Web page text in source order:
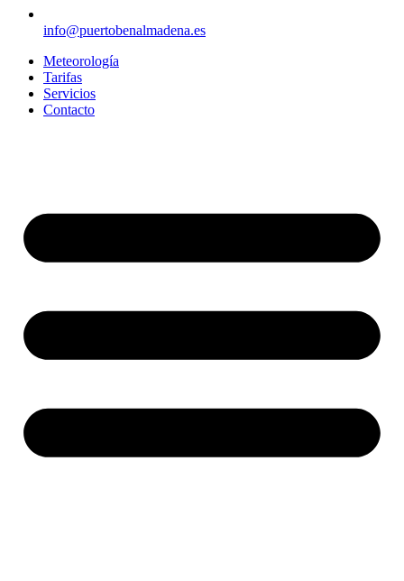
info@puertobenalmadena.es
Meteorología
Tarifas
Servicios
Contacto